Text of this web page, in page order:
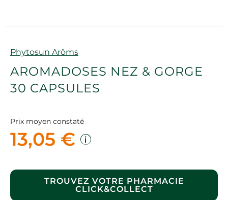
Marque
Phytosun Arôms
AROMADOSES NEZ & GORGE
30 CAPSULES
Prix moyen constaté
13,05 €
TROUVEZ VOTRE PHARMACIE
CLICK&COLLECT